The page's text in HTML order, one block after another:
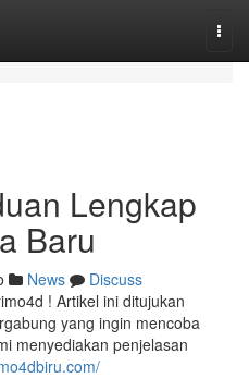
Lengkap
Baru
News
Discuss
! Artikel ini ditujukan
yang ingin mencoba
menyediakan penjelasan